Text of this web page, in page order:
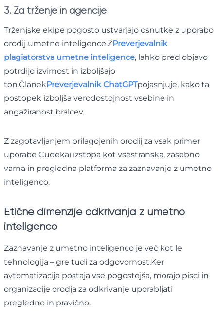
3. Za trženje in agencije
Trženjske ekipe pogosto ustvarjajo osnutke z uporabo
orodij umetne inteligence.ZPreverjevalnik
plagiatorstva umetne inteligence, lahko pred objavo
potrdijo izvirnost in izboljšajo
ton.ČlanekPreverjevalnik ChatGPTpojasnjuje, kako ta
postopek izboljša verodostojnost vsebine in
angažiranost bralcev.
Z zagotavljanjem prilagojenih orodij za vsak primer
uporabe Cudekai izstopa kot vsestranska, zasebno
varna in pregledna platforma za zaznavanje z umetno
inteligenco.
Etične dimenzije odkrivanja z umetno
inteligenco
Zaznavanje z umetno inteligenco je več kot le
tehnologija – gre tudi za odgovornost.Ker
avtomatizacija postaja vse pogostejša, morajo pisci in
organizacije orodja za odkrivanje uporabljati
pregledno in pravično.